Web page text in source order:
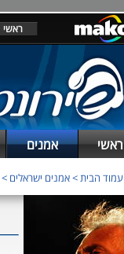
ראשי
ראשי אמנים
עמוד הבית>אמנים ישראלים >